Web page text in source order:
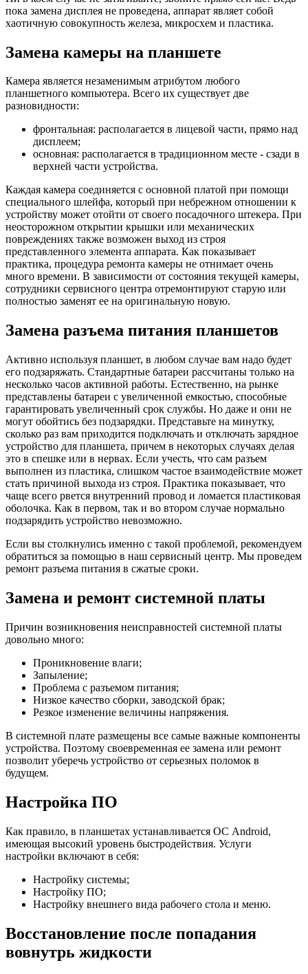
пока замена дисплея не проведена, аппарат являет собой
хаотичную совокупность железа, микросхем и пластика.
Замена камеры на планшете
Камера является незаменимым атрибутом любого
планшетного компьютера. Всего их существует две
разновидности:
фронтальная: располагается в лицевой части, прямо над
дисплеем;
основная: располагается в традиционном месте - сзади в
верхней части устройства.
Каждая камера соединяется с основной платой при помощи
специального шлейфа, который при небрежном отношении к
устройству может отойти от своего посадочного штекера. При
неосторожном открытии крышки или механических
повреждениях также возможен выход из строя
представленного элемента аппарата. Как показывает
практика, процедура ремонта камеры не отнимает очень
много времени. В зависимости от состояния текущей камеры,
сотрудники сервисного центра отремонтируют старую или
полностью заменят ее на оригинальную новую.
Замена разъема питания планшетов
Активно используя планшет, в любом случае вам надо будет
его подзаряжать. Стандартные батареи рассчитаны только на
несколько часов активной работы. Естественно, на рынке
представлены батареи с увеличенной емкостью, способные
гарантировать увеличенный срок службы. Но даже и они не
могут обойтись без подзарядки. Представьте на минутку,
сколько раз вам приходится подключать и отключать зарядное
устройство для планшета, причем в некоторых случаях делая
это в спешке или в нервах. Если учесть, что сам разъем
выполнен из пластика, слишком частое взаимодействие может
стать причиной выхода из строя. Практика показывает, что
чаще всего рвется внутренний провод и ломается пластиковая
оболочка. Как в первом, так и во втором случае нормально
подзарядить устройство невозможно.
Если вы столкнулись именно с такой проблемой, рекомендуем
обратиться за помощью в наш сервисный центр. Мы проведем
ремонт разъема питания в сжатые сроки.
Замена и ремонт системной платы
Причин возникновения неисправностей системной платы
довольно много:
Проникновение влаги;
Запыление;
Проблема с разъемом питания;
Низкое качество сборки, заводской брак;
Резкое изменение величины напряжения.
В системной плате размещены все самые важные компоненты
устройства. Поэтому своевременная ее замена или ремонт
позволит уберечь устройство от серьезных поломок в
будущем.
Настройка ПО
Как правило, в планшетах устанавливается ОС Android,
имеющая высокий уровень быстродействия. Услуги
настройки включают в себя:
Настройку системы;
Настройку ПО;
Настройку внешнего вида рабочего стола и меню.
Восстановление после попадания
вовнутрь жидкости